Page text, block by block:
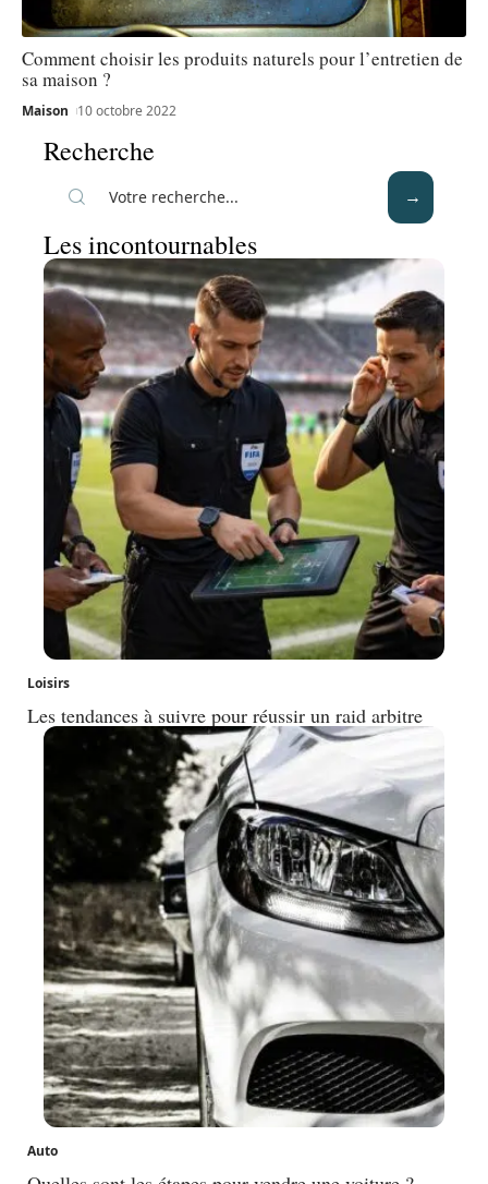
Comment choisir les produits naturels pour l’entretien de
sa maison ?
Maison 10 octobre 2022
Recherche
Les incontournables
Loisirs
Les tendances à suivre pour réussir un raid arbitre
Auto